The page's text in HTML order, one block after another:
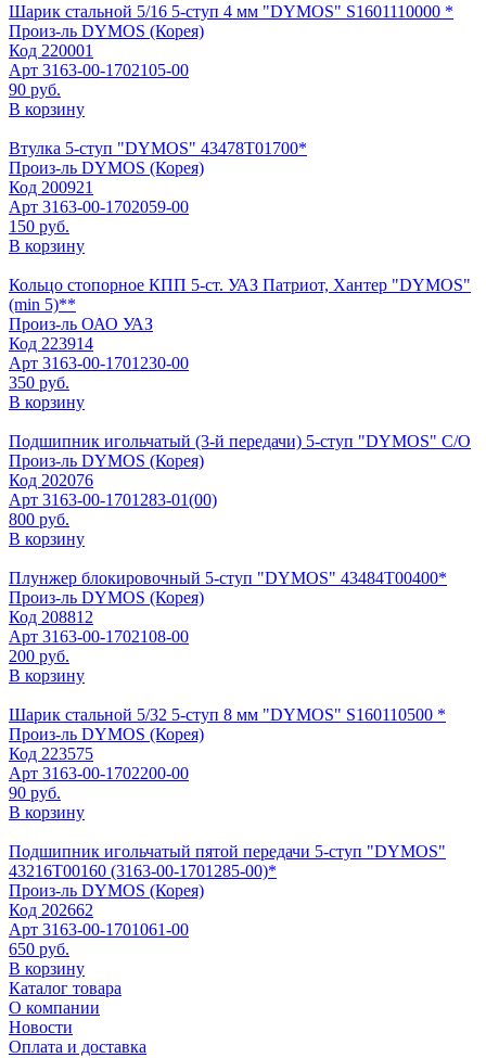
Шарик стальной 5/16 5-ступ 4 мм "DYMOS" S1601110000 *
Произ-ль DYMOS (Корея)
Код 220001
Арт 3163-00-1702105-00
90 руб.
В корзину
Втулка 5-ступ "DYMOS" 43478Т01700*
Произ-ль DYMOS (Корея)
Код 200921
Арт 3163-00-1702059-00
150 руб.
В корзину
Кольцо стопорное КПП 5-ст. УАЗ Патриот, Хантер "DYMOS"
(min 5)**
Произ-ль ОАО УАЗ
Код 223914
Арт 3163-00-1701230-00
350 руб.
В корзину
Подшипник игольчатый (3-й передачи) 5-ступ "DYMOS" C/О
Произ-ль DYMOS (Корея)
Код 202076
Арт 3163-00-1701283-01(00)
800 руб.
В корзину
Плунжер блокировочный 5-ступ "DYMOS" 43484Т00400*
Произ-ль DYMOS (Корея)
Код 208812
Арт 3163-00-1702108-00
200 руб.
В корзину
Шарик стальной 5/32 5-ступ 8 мм "DYMOS" S160110500 *
Произ-ль DYMOS (Корея)
Код 223575
Арт 3163-00-1702200-00
90 руб.
В корзину
Подшипник игольчатый пятой передачи 5-ступ "DYMOS"
43216Т00160 (3163-00-1701285-00)*
Произ-ль DYMOS (Корея)
Код 202662
Арт 3163-00-1701061-00
650 руб.
В корзину
Каталог товара
О компании
Новости
Оплата и доставка